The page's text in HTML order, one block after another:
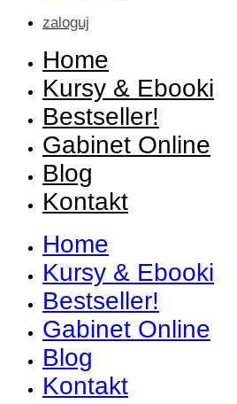
zaloguj
Home
Kursy & Ebooki
Bestseller!
Gabinet Online
Blog
Kontakt
Home
Kursy & Ebooki
Bestseller!
Gabinet Online
Blog
Kontakt